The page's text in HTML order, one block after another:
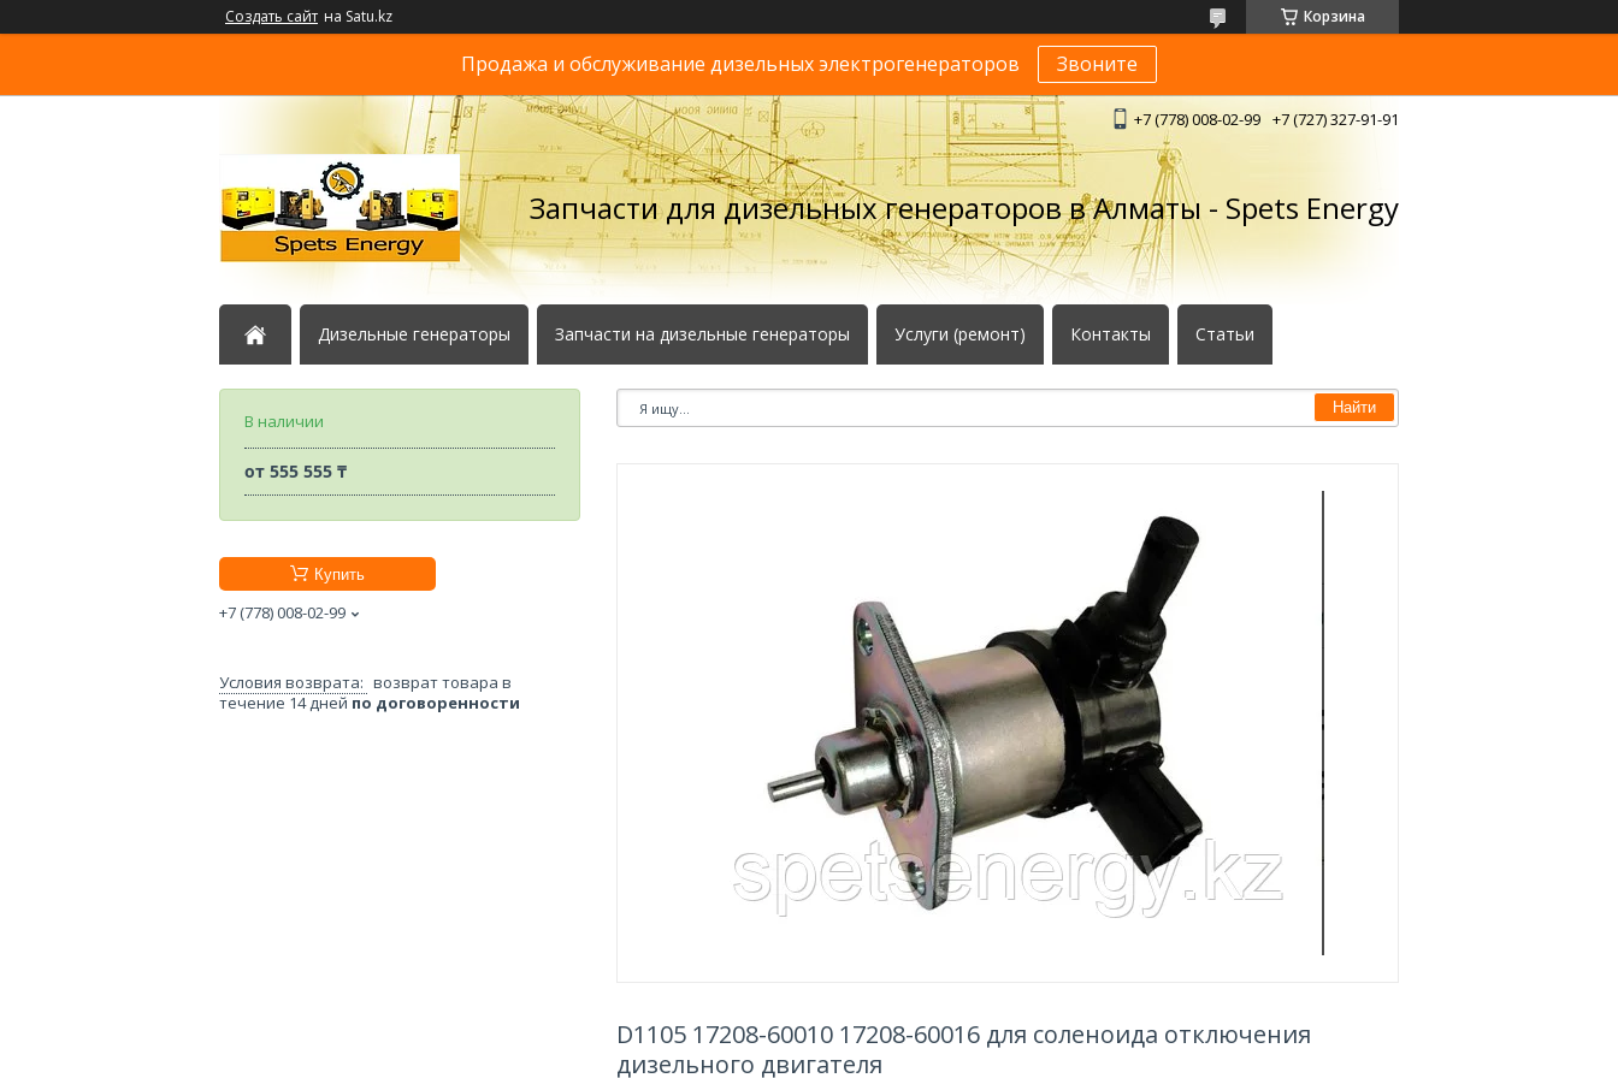
Создать сайт на Satu.kz Корзина
Продажа и обслуживание дизельных электрогенераторов Звоните
+7 (778) 008-02-99 +7 (727) 327-91-91
Запчасти для дизельных генераторов в Алматы - Spets Energy
Дизельные генераторы Запчасти на дизельные генераторы Услуги (ремонт) Контакты Статьи
Найти
D1105 17208-60010 17208-60016 для соленоида отключения
дизельного двигателя
В наличии
от 555 555 ₸
Купить
+7 (778) 008-02-99
возврат товара в
течение 14 дней по договоренности